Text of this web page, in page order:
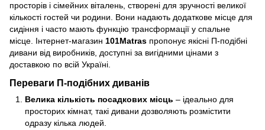
просторів і сімейних віталень, створені для зручності великої
кількості гостей чи родини. Вони надають додаткове місце для
сидіння і часто мають функцію трансформації у спальне
місце. Інтернет-магазин 101Matras пропонує якісні П-подібні
дивани від виробників, доступні за вигідними цінами з
доставкою по всій Україні.
Переваги П-подібних диванів
Велика кількість посадкових місць – ідеально для
просторих кімнат, такі дивани дозволяють розмістити
одразу кілька людей.